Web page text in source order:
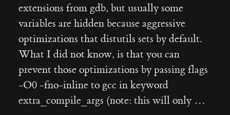
extensions from gdb, but usually some
variables are hidden because aggressive
optimizations that distutils sets by default.
What I did not know, is that you can
prevent those optimizations by passing flags
-O0 -fno-inline to gcc in keyword
extra_compile_args (note: this will only …